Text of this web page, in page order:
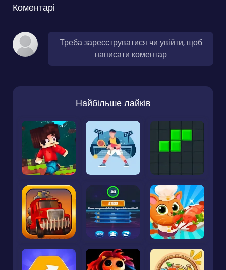
Коментарі
Треба зареєструватися чи увійти, щоб
написати коментар
Найбільше лайків